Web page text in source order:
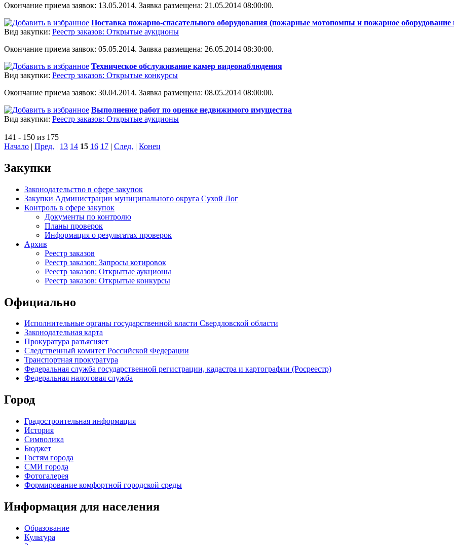
Окончание приема заявок: 13.05.2014. Заявка размещена: 21.05.2014 08:00:00.
Поставка пожарно-спасательного оборудования (пожарные мотопомпы и пожарное
Вид закупки: Реестр заказов: Открытые аукционы
Окончание приема заявок: 05.05.2014. Заявка размещена: 26.05.2014 08:30:00.
Техническое обслуживание камер видеонаблюдения
Вид закупки: Реестр заказов: Открытые конкурсы
Окончание приема заявок: 30.04.2014. Заявка размещена: 08.05.2014 08:00:00.
Выполнение работ по оценке недвижимого имущества
Вид закупки: Реестр заказов: Открытые аукционы
141 - 150 из 175
Начало | Пред. | 13 14 15 16 17 | След. | Конец
Закупки
Законодательство в сфере закупок
Закупки Администрации муниципального округа Сухой Лог
Контроль в сфере закупок
Документы по контролю
Планы проверок
Информация о результатах проверок
Архив
Реестр заказов
Реестр заказов: Запросы котировок
Реестр заказов: Открытые аукционы
Реестр заказов: Открытые конкурсы
Официально
Исполнительные органы государственной власти Свердловской области
Законодательная карта
Прокуратура разъясняет
Следственный комитет Российской Федерации
Транспортная прокуратура
Федеральная служба государственной регистрации, кадастра и картографии (Росреестр)
Федеральная налоговая служба
Город
Градостроительная информация
История
Символика
Бюджет
Гостям города
СМИ города
Фотогалерея
Формирование комфортной городской среды
Информация для населения
Образование
Культура